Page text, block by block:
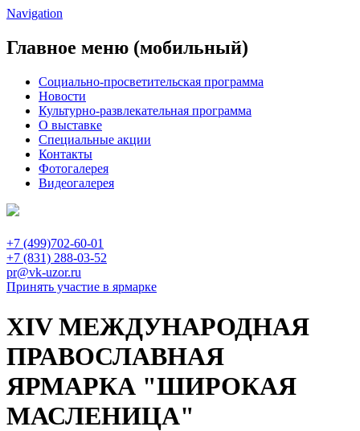
Navigation
Главное меню (мобильный)
Социально-просветительская программа
Новости
Культурно-развлекательная программа
О выставке
Специальные акции
Контакты
Фотогалерея
Видеогалерея
+7 (499)702-60-01
+7 (831) 288-03-52
pr@vk-uzor.ru
Принять участие в ярмарке
XIV МЕЖДУНАРОДНАЯ
ПРАВОСЛАВНАЯ
ЯРМАРКА "ШИРОКАЯ
МАСЛЕНИЦА"